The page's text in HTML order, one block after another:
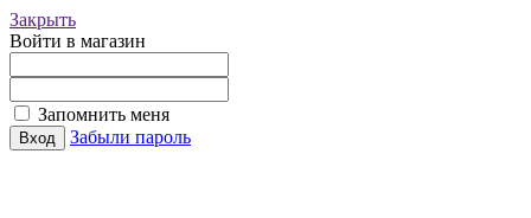
Закрыть
Войти в магазин
Запомнить меня
Забыли пароль